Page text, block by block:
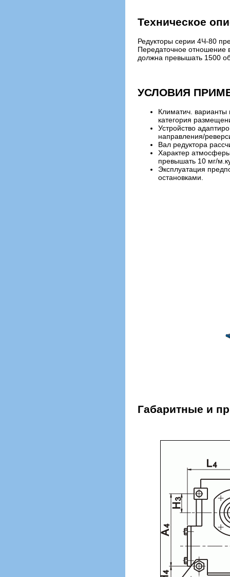
Техническое
Редукторы серии 4Ч-80
Передаточное отношение
должна превышать 1500
УСЛОВИЯ
Климатич.
категория
Устройство
направления/
Вал редуктора
Характер
превышать 10 мг/
Эксплуатация
остановками.
Габаритные и